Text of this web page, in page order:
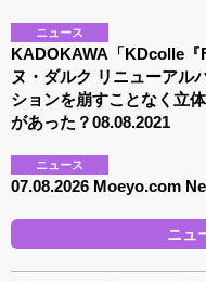
ニュース
KADOKAWA「KDcolle
ヌ・ダルク リニューアル
ションを崩すことなく立
があった？08.08.2021
ニュース
07.08.2026 Moeyo.com
ニュ